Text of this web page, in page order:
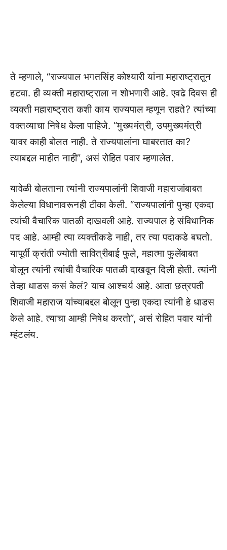
ते म्हणाले, “राज्यपाल भगतसिंह कोश्यारी यांना महाराष्ट्रातून
हटवा. ही व्यक्ती महाराष्ट्राला न शोभणारी आहे. एवढे दिवस ही
व्यक्ती महाराष्ट्रात कशी काय राज्यपाल म्हणून राहते? त्यांच्या
वक्तव्याचा निषेध केला पाहिजे. “मुख्यमंत्री, उपमुख्यमंत्री
यावर काही बोलत नाही. ते राज्यपालांना घाबरतात का?
त्याबद्दल माहीत नाही”, असं रोहित पवार म्हणालेत.
यावेळी बोलताना त्यांनी राज्यपालांनी शिवाजी महाराजांबाबत
केलेल्या विधानावरूनही टीका केली. “राज्यपालांनी पुन्हा एकदा
त्यांची वैचारिक पातळी दाखवली आहे. राज्यपाल हे संविधानिक
पद आहे. आम्ही त्या व्यक्तीकडे नाही, तर त्या पदाकडे बघतो.
यापूर्वी क्रांती ज्योती सावित्रीबाई फुले, महात्मा फुलेंबाबत
बोलून त्यांनी त्यांची वैचारिक पातळी दाखवून दिली होती. त्यांनी
तेव्हा धाडस कसं केलं? याच आश्चर्य आहे. आता छत्रपती
शिवाजी महाराज यांच्याबद्दल बोलून पुन्हा एकदा त्यांनी हे धाडस
केले आहे. त्याचा आम्ही निषेध करतो”, असं रोहित पवार यांनी
म्हंटलंय.